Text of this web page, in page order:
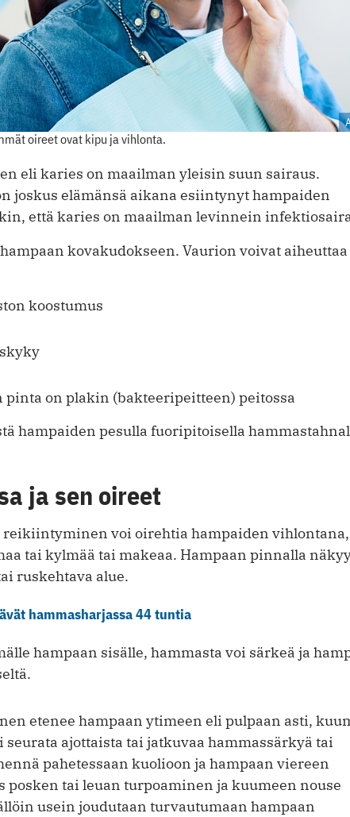
oireet ovat kipu ja vihlonta.
eli karies on maailman yleisin suun sairaus.
joskus elämänsä aikana esiintynyt hampaiden
että karies on maailman levinnein
kovakudokseen. Vaurion voivat aiheuttaa
koostumus
pinta on plakin (bakteeripeitteen) peitossa
hampaiden pesulla fuoripitoisella
ja sen oireet
reikiintyminen voi oirehtia hampaiden vihlontana,
tai kylmää tai makeaa. Hampaan pinnalla
ruskehtava alue.
hammasharjassa 44 tuntia
hampaan sisälle, hammasta voi särkeä ja
etenee hampaan ytimeen eli pulpaan asti,
ajottaista tai jatkuvaa hammassärkyä tai
pahetessaan kuolioon ja hampaan viereen
posken tai leuan turpoaminen ja kuumeen nouse
usein joudutaan turvautumaan hampaan